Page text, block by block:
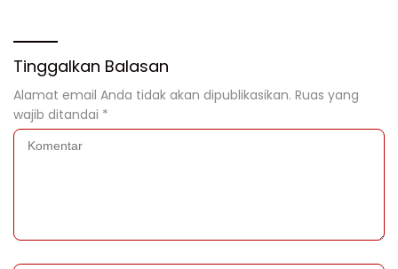
Tinggalkan Balasan
Alamat email Anda tidak akan dipublikasikan. Ruas yang
wajib ditandai *